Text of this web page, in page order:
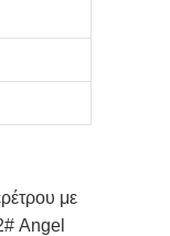
με
Angel